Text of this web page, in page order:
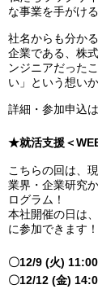
な事業を手がけ
社名からも分か
企業である、株
ンジニアだった
い」という想い
詳細・参加申込
★就活支援＜
こちらの回は、
業界・企業研究
ログラム！
本社開催の日は
に参加できます！
〇12/9 (火)
〇12/12 (金)